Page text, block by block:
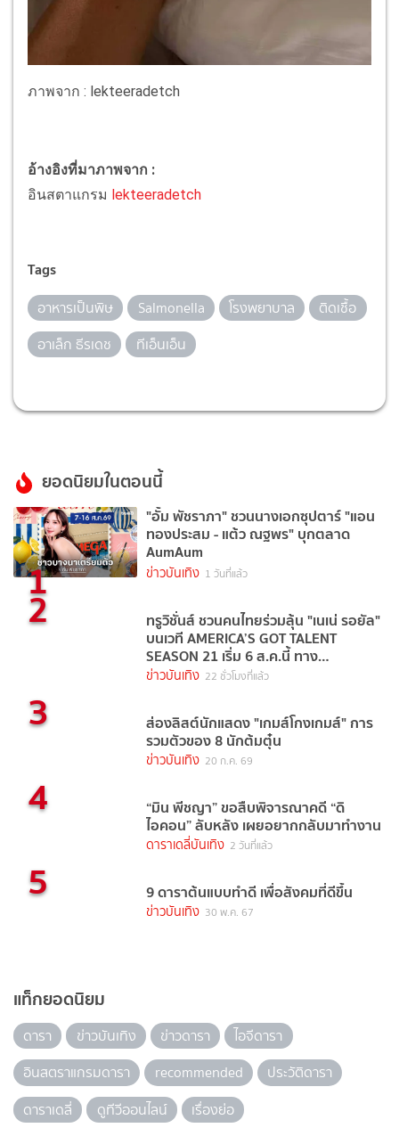
ภาพจาก : lekteeradetch
อ้างอิงที่มาภาพจาก :
อินสตาแกรม lekteeradetch
Tags
อาหารเป็นพิษ Salmonella โรงพยาบาล
ติดเชื้อ
อาเล็ก ธีรเดช
ทีเอ็นเอ็น
ยอดนิยมในตอนนี้
1
"อั้ม พัชราภา" ชวนนางเอกซุปตาร์ "แอน
ทองประสม - แต้ว ณฐพร" บุกตลาด
AumAum
ข่าวบันเทิง 1 วันที่แล้ว
2 ทรูวิชั่นส์ ชวนคนไทยร่วมลุ้น "เนเน่ รอยัล"
บนเวที AMERICA’S GOT TALENT
SEASON 21 เริ่ม 6 ส.ค.นี้ ทาง
TrueVisions NOW
ข่าวบันเทิง 22 ชั่วโมงที่แล้ว
3 ส่องลิสต์นักแสดง "เกมส์โกงเกมส์" การ
รวมตัวของ 8 นักต้มตุ๋น
ข่าวบันเทิง 20 ก.ค. 69
4 “มิน พีชญา” ขอสืบพิจารณาคดี “ดิ
ไอคอน” ลับหลัง เผยอยากกลับมาทำงาน
ดาราเดลี่บันเทิง 2 วันที่แล้ว
5 9 ดาราต้นแบบทำดี เพื่อสังคมที่ดีขึ้น
ข่าวบันเทิง 30 พ.ค. 67
แท็กยอดนิยม
ดารา ข่าวบันเทิง ข่าวดารา
ไอจีดารา
อินสตราแกรมดารา
recommended
ประวัติดารา
ดาราเดลี่
ดูทีวีออนไลน์ เรื่องย่อ